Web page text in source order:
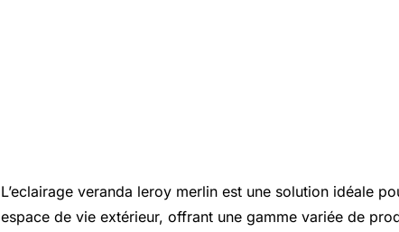
L’eclairage veranda leroy merlin est une solution idéale
espace de vie extérieur, offrant une gamme variée de